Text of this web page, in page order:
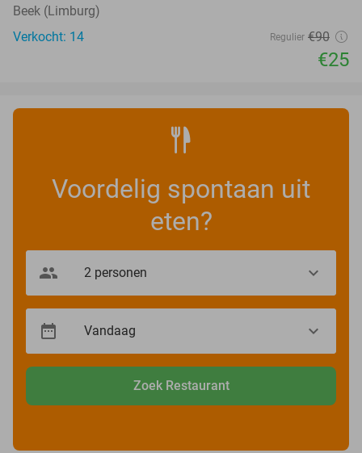
Beek (Limburg)
Verkocht: 14
Regulier €90
€25
Voordelig spontaan uit
eten?
Zoek Restaurant